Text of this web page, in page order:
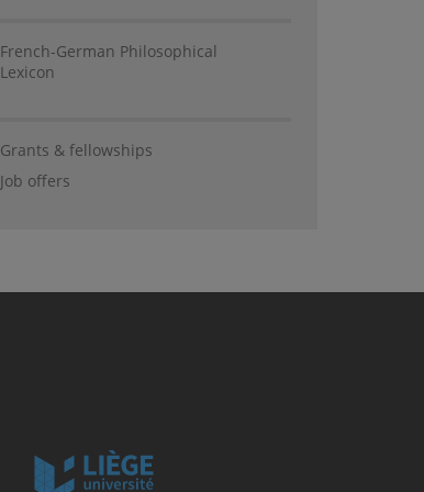
French-German Philosophical
Lexicon
Grants & fellowships
Job offers